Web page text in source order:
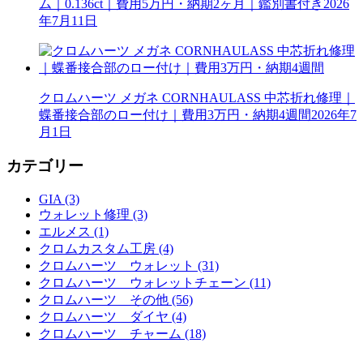
ム｜0.136ct｜費用5万円・納期2ヶ月｜鑑別書付き 2026
年7月11日
クロムハーツ メガネ CORNHAULASS 中芯折れ修理｜
蝶番接合部のロー付け｜費用3万円・納期4週間2026年7
月1日
カテゴリー
GIA (3)
ウォレット修理 (3)
エルメス (1)
クロムカスタム工房 (4)
クロムハーツ ウォレット (31)
クロムハーツ ウォレットチェーン (11)
クロムハーツ その他 (56)
クロムハーツ ダイヤ (4)
クロムハーツ チャーム (18)